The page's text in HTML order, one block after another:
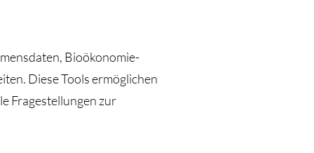
Bioökonomie-
Diese Tools ermöglichen
Fragestellungen zur